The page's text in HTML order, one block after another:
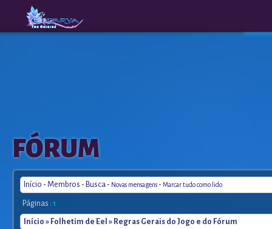
The
Origins
FÓRUM
Início - Membros - Busca - Novas mensagens - Marcar tudo como lido
Páginas : 1
Início » Folhetim de Eel » Regras Gerais do Jogo e do Fórum